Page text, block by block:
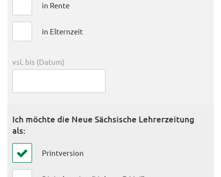
in Rente
in Elternzeit
vsl. bis (Datum)
Ich möchte die Neue Sächsische Lehrerzeitung
als:
Printversion